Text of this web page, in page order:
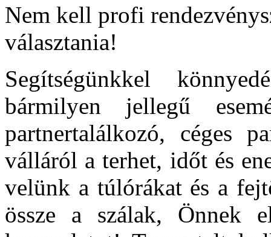
Nem kell profi
választania!
Segítségünkkel
bármilyen jellegű
partnertalálkozó, céges
válláról a terhet, időt és
velünk a túlórákat és a
össze a szálak, Önnek